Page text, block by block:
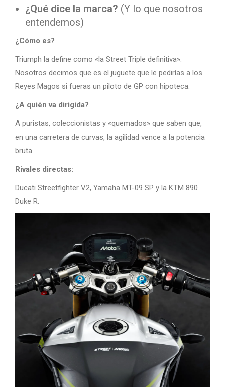
¿Qué dice la marca? (Y lo que nosotros
entendemos)
¿Cómo es?
Triumph la define como «la Street Triple definitiva».
Nosotros decimos que es el juguete que le pedirías a los
Reyes Magos si fueras un piloto de GP con hipoteca.
¿A quién va dirigida?
A puristas, coleccionistas y «quemados» que saben que,
en una carretera de curvas, la agilidad vence a la potencia
bruta.
Rivales directas:
Ducati Streetfighter V2, Yamaha MT-09 SP y la KTM 890
Duke R.